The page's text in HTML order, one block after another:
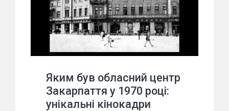
Яким був обласний центр
Закарпаття у 1970 році:
унікальні кінокадри